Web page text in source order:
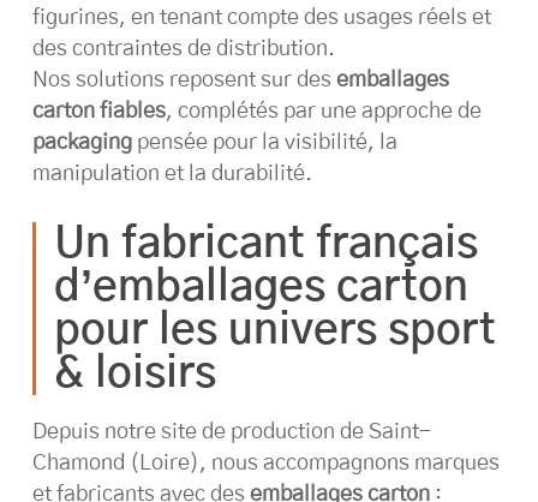
figurines, en tenant compte des usages réels et
des contraintes de distribution.
Nos solutions reposent sur des emballages
carton fiables, complétés par une approche de
packagingpensée pour la visibilité, la
manipulation et la durabilité.
Un fabricant français
d’emballages carton
pour les univers sport
& loisirs
Depuis notre site de production de Saint-
Chamond (Loire), nous accompagnons marques
et fabricants avec des emballages carton: